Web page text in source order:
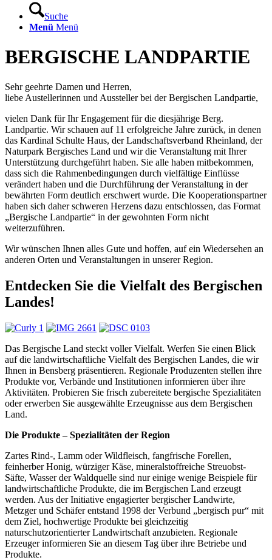
Suche
Menü Menü
BERGISCHE LANDPARTIE
Sehr geehrte Damen und Herren,
liebe Austellerinnen und Aussteller bei der Bergischen Landpartie,
vielen Dank für Ihr Engagement für die diesjährige Berg.
Landpartie. Wir schauen auf 11 erfolgreiche Jahre zurück, in denen
das Kardinal Schulte Haus, der Landschaftsverband Rheinland, der
Naturpark Bergisches Land und wir die Veranstaltung mit Ihrer
Unterstützung durchgeführt haben. Sie alle haben mitbekommen,
dass sich die Rahmenbedingungen durch vielfältige Einflüsse
verändert haben und die Durchführung der Veranstaltung in der
bewährten Form deutlich erschwert wurde. Die Kooperationspartner
haben sich daher schweren Herzens dazu entschlossen, das Format
„Bergische Landpartie“ in der gewohnten Form nicht
weiterzuführen.
Wir wünschen Ihnen alles Gute und hoffen, auf ein Wiedersehen an
anderen Orten und Veranstaltungen in unserer Region.
Entdecken Sie die Vielfalt des Bergischen
Landes!
Das Bergische Land steckt voller Vielfalt. Werfen Sie einen Blick
auf die landwirtschaftliche Vielfalt des Bergischen Landes, die wir
Ihnen in Bensberg präsentieren. Regionale Produzenten stellen ihre
Produkte vor, Verbände und Institutionen informieren über ihre
Aktivitäten. Probieren Sie frisch zubereitete bergische Spezialitäten
oder erwerben Sie ausgewählte Erzeugnisse aus dem Bergischen
Land.
Die Produkte – Spezialitäten der Region
Zartes Rind-, Lamm oder Wildfleisch, fangfrische Forellen,
feinherber Honig, würziger Käse, mineralstoffreiche Streuobst-
Säfte, Wasser der Waldquelle sind nur einige wenige Beispiele für
landwirtschaftliche Produkte, die im Bergischen Land erzeugt
werden. Aus der Initiative engagierter bergischer Landwirte,
Metzger und Schäfer entstand 1998 der Verbund „bergisch pur“ mit
dem Ziel, hochwertige Produkte bei gleichzeitig
naturschutzorientierter Landwirtschaft anzubieten. Regionale
Erzeuger informieren Sie an diesem Tag über ihre Betriebe und
Produkte.